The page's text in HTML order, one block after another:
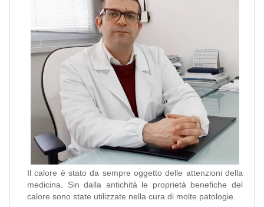
Il calore è stato da sempre oggetto delle attenzioni della
medicina. Sin dalla antichità le proprietà benefiche del
calore sono state utilizzate nella cura di molte patologie.